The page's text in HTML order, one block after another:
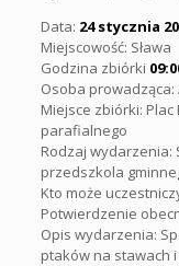
Data: 24 stycznia
Miejscowość: Sława
Godzina zbiórki
Osoba prowadząca:
Miejsce zbiórki: Plac
parafialnego
Rodzaj wydarzenia:
przedszkola
Kto może
Potwierdzenie
Opis wydarzenia:
ptaków na stawach